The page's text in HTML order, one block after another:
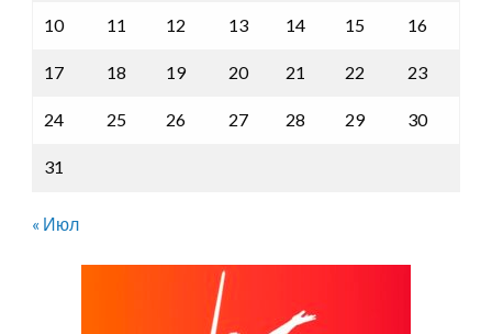
10 11 12 13 14 15 16
17 18 19 20 21 22 23
24 25 26 27 28 29 30
31
« Июл